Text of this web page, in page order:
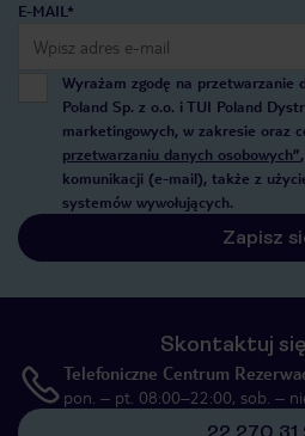
E-MAIL*
Wyrażam zgodę na przetwarzanie
Poland Sp. z o.o. i TUI Poland
marketingowych, w zakresie oraz
przetwarzaniu danych osobowych”
komunikacji (e-mail), także z
systemów wywołujących.
Zapisz
Skontaktuj
Telefoniczne Centrum
pon. – pt. 08:00–22:00, sob. –